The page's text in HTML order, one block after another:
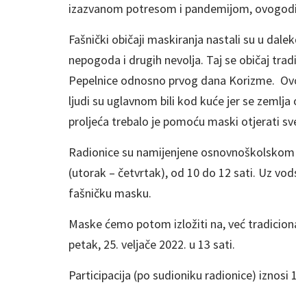
izazvanom potresom i pandemijom,
Fašnički običaji maskiranja nastali su u
nepogoda i drugih nevolja. Taj se običaj
Pepelnice odnosno prvog dana Korizme.
ljudi su uglavnom bili kod kuće jer se
proljeća trebalo je pomoću maski otjerati
Radionice su namijenjene
(utorak – četvrtak), od 10 do 12 sati. Uz
fašničku masku.
Maske ćemo potom izložiti na, već
petak, 25. veljače 2022. u 13 sati.
Participacija (po sudioniku radionice)